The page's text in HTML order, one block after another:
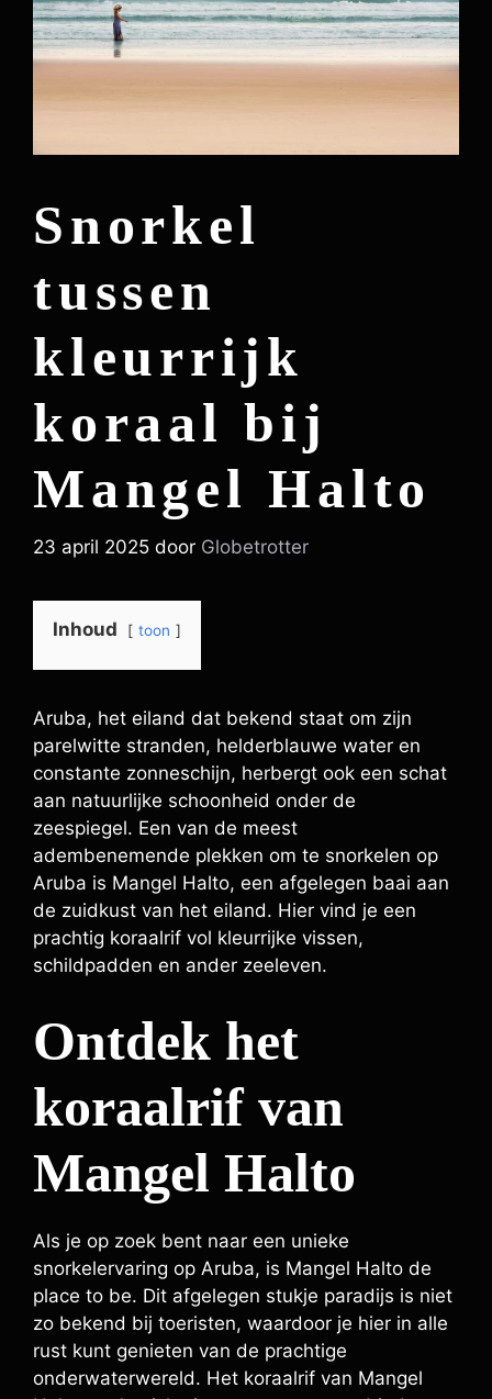
Snorkel
tussen
kleurrijk
koraal bij
Mangel Halto
23 april 2025 door Globetrotter
Inhoud toon
Aruba, het eiland dat bekend staat om zijn
parelwitte stranden, helderblauwe water en
constante zonneschijn, herbergt ook een schat
aan natuurlijke schoonheid onder de
zeespiegel. Een van de meest
adembenemende plekken om te snorkelen op
Aruba is Mangel Halto, een afgelegen baai aan
de zuidkust van het eiland. Hier vind je een
prachtig koraalrif vol kleurrijke vissen,
schildpadden en ander zeeleven.
Ontdek het
koraalrif van
Mangel Halto
Als je op zoek bent naar een unieke
snorkelervaring op Aruba, is Mangel Halto de
place to be. Dit afgelegen stukje paradijs is niet
zo bekend bij toeristen, waardoor je hier in alle
rust kunt genieten van de prachtige
onderwaterwereld. Het koraalrif van Mangel